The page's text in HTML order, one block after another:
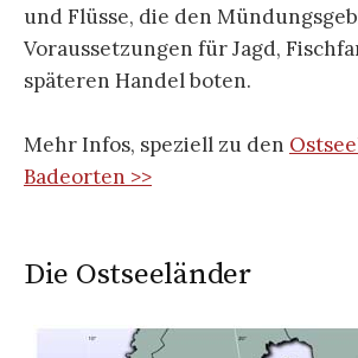
und Flüsse, die den
Voraussetzungen für Jagd,
späteren Handel boten.
Mehr Infos, speziell zu den
Badeorten >>
Die Ostseeländer